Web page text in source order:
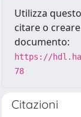
Utilizza
citare o
documento:
https://
78
Citazioni